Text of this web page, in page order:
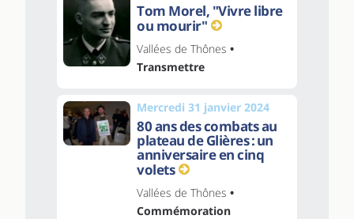
Tom Morel, "Vivre libre
ou mourir"
Vallées de Thônes •
Transmettre
Mercredi 31 janvier 2024
80 ans des combats au
plateau de Glières : un
anniversaire en cinq
volets
Vallées de Thônes •
Commémoration